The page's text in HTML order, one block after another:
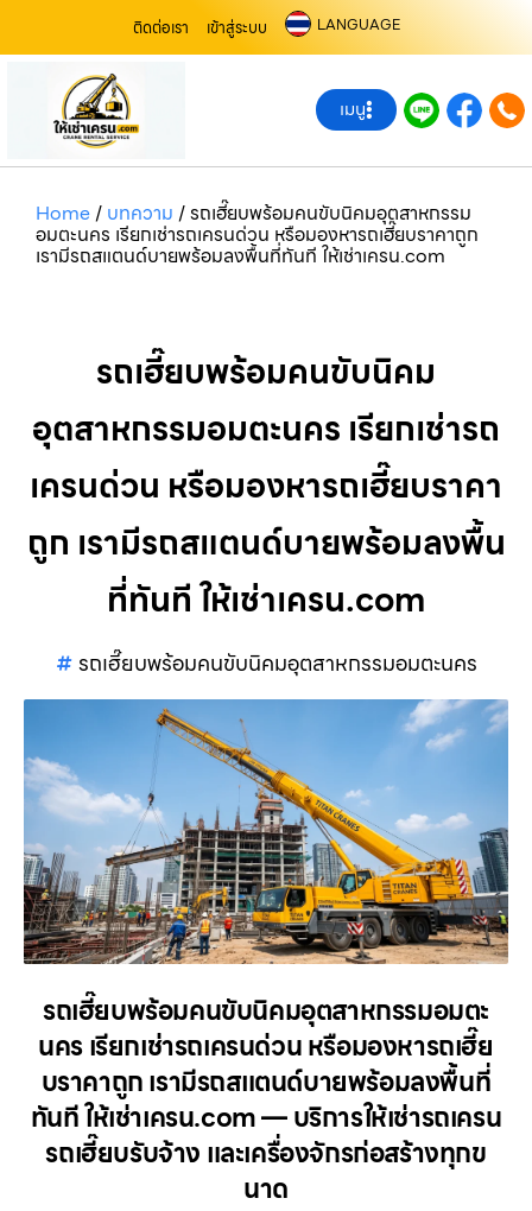
ติดต่อเรา เข้าสู่ระบบ LANGUAGE
เมนู
Home/ บทความ /รถเฮี๊ยบพร้อมคนขับนิคมอุตสาหกรรม
อมตะนคร เรียกเช่ารถเครนด่วน หรือมองหารถเฮี๊ยบราคาถูก
เรามีรถสแตนด์บายพร้อมลงพื้นที่ทันที ให้เช่าเครน.com
รถเฮี๊ยบพร้อมคนขับนิคม
อุตสาหกรรมอมตะนคร เรียกเช่ารถ
เครนด่วน หรือมองหารถเฮี๊ยบราคา
ถูก เรามีรถสแตนด์บายพร้อมลงพื้น
ที่ทันที ให้เช่าเครน.com
รถเฮี๊ยบพร้อมคนขับนิคมอุตสาหกรรมอมตะนคร
รถเฮี๊ยบพร้อมคนขับนิคมอุตสาหกรรมอมตะ
นคร เรียกเช่ารถเครนด่วน หรือมองหารถเฮี๊ย
บราคาถูก เรามีรถสแตนด์บายพร้อมลงพื้นที่
ทันที ให้เช่าเครน.com — บริการให้เช่ารถเครน
รถเฮี๊ยบรับจ้าง และเครื่องจักรก่อสร้างทุกข
นาด